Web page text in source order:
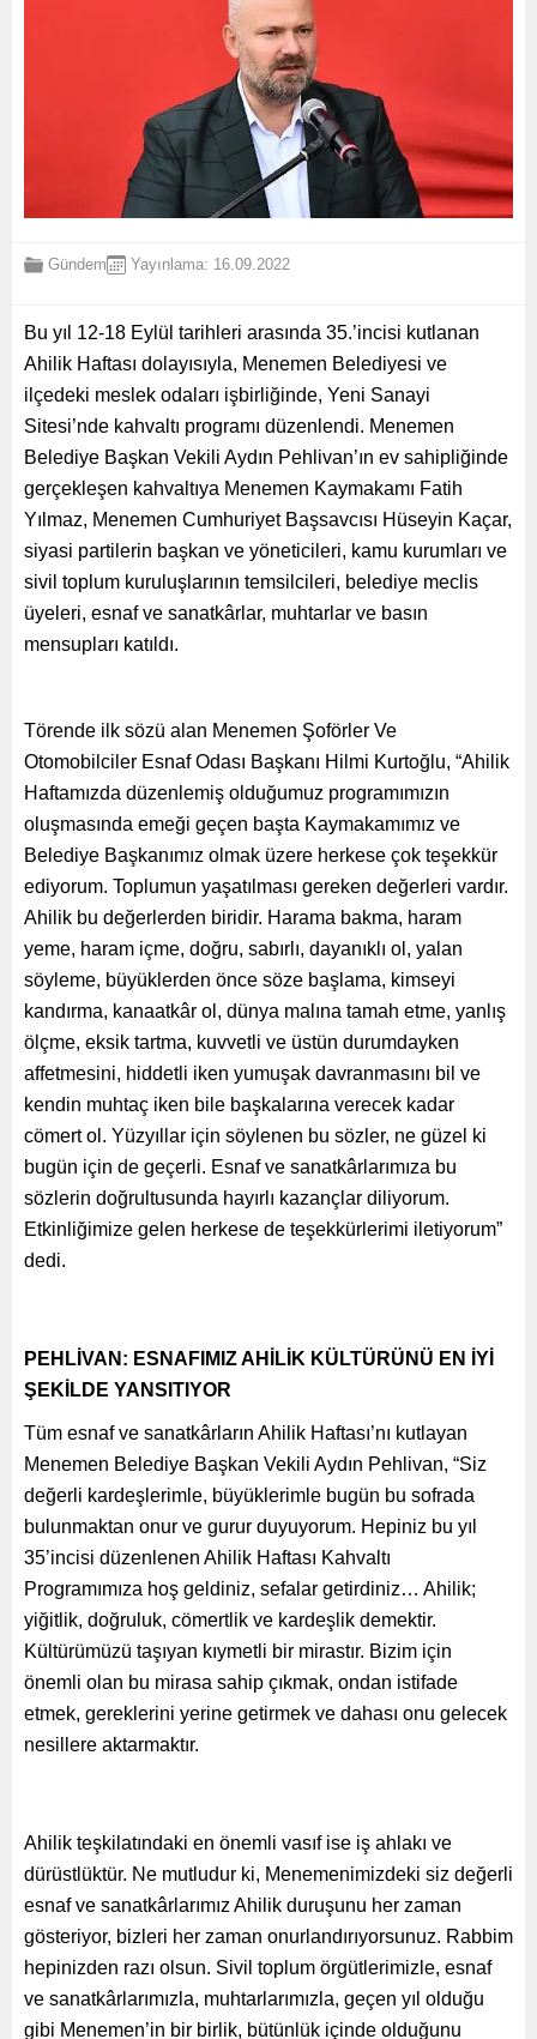
Gündem Yayınlama: 16.09.2022
Bu yıl 12-18 Eylül tarihleri arasında 35.’incisi kutlanan
Ahilik Haftası dolayısıyla, Menemen Belediyesi ve
ilçedeki meslek odaları işbirliğinde, Yeni Sanayi
Sitesi’nde kahvaltı programı düzenlendi. Menemen
Belediye Başkan Vekili Aydın Pehlivan’ın ev sahipliğinde
gerçekleşen kahvaltıya Menemen Kaymakamı Fatih
Yılmaz, Menemen Cumhuriyet Başsavcısı Hüseyin Kaçar,
siyasi partilerin başkan ve yöneticileri, kamu kurumları ve
sivil toplum kuruluşlarının temsilcileri, belediye meclis
üyeleri, esnaf ve sanatkârlar, muhtarlar ve basın
mensupları katıldı.
Törende ilk sözü alan Menemen Şoförler Ve
Otomobilciler Esnaf Odası Başkanı Hilmi Kurtoğlu, “Ahilik
Haftamızda düzenlemiş olduğumuz programımızın
oluşmasında emeği geçen başta Kaymakamımız ve
Belediye Başkanımız olmak üzere herkese çok teşekkür
ediyorum. Toplumun yaşatılması gereken değerleri vardır.
Ahilik bu değerlerden biridir. Harama bakma, haram
yeme, haram içme, doğru, sabırlı, dayanıklı ol, yalan
söyleme, büyüklerden önce söze başlama, kimseyi
kandırma, kanaatkâr ol, dünya malına tamah etme, yanlış
ölçme, eksik tartma, kuvvetli ve üstün durumdayken
affetmesini, hiddetli iken yumuşak davranmasını bil ve
kendin muhtaç iken bile başkalarına verecek kadar
cömert ol. Yüzyıllar için söylenen bu sözler, ne güzel ki
bugün için de geçerli. Esnaf ve sanatkârlarımıza bu
sözlerin doğrultusunda hayırlı kazançlar diliyorum.
Etkinliğimize gelen herkese de teşekkürlerimi iletiyorum”
dedi.
PEHLİVAN: ESNAFIMIZ AHİLİK KÜLTÜRÜNÜ EN İYİ
ŞEKİLDE YANSITIYOR
Tüm esnaf ve sanatkârların Ahilik Haftası’nı kutlayan
Menemen Belediye Başkan Vekili Aydın Pehlivan, “Siz
değerli kardeşlerimle, büyüklerimle bugün bu sofrada
bulunmaktan onur ve gurur duyuyorum. Hepiniz bu yıl
35’incisi düzenlenen Ahilik Haftası Kahvaltı
Programımıza hoş geldiniz, sefalar getirdiniz… Ahilik;
yiğitlik, doğruluk, cömertlik ve kardeşlik demektir.
Kültürümüzü taşıyan kıymetli bir mirastır. Bizim için
önemli olan bu mirasa sahip çıkmak, ondan istifade
etmek, gereklerini yerine getirmek ve dahası onu gelecek
nesillere aktarmaktır.
Ahilik teşkilatındaki en önemli vasıf ise iş ahlakı ve
dürüstlüktür. Ne mutludur ki, Menemenimizdeki siz değerli
esnaf ve sanatkârlarımız Ahilik duruşunu her zaman
gösteriyor, bizleri her zaman onurlandırıyorsunuz. Rabbim
hepinizden razı olsun. Sivil toplum örgütlerimizle, esnaf
ve sanatkârlarımızla, muhtarlarımızla, geçen yıl olduğu
gibi Menemen’in bir birlik, bütünlük içinde olduğunu